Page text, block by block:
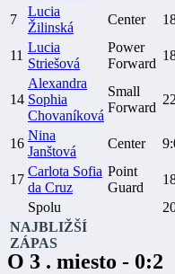
7
Lucia
Žilinská
Center
11
Lucia
Striešová
Power
Forward
14
Alexandra
Sophia
Chovaníková
Small
Forward
16
Nina
Janštová
Center
17
Carlota Sofia
da Cruz
Point
Guard
Spolu
NAJBLIŽŠÍ
ZÁPAS
O 3 . miesto - 0:2